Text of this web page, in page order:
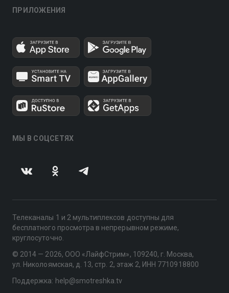
ПРИЛОЖЕНИЯ
МЫ В СОЦСЕТЯХ
Телеканалы 1 и 2 мультиплексов доступны для
бесплатного просмотра в непрерывном режиме,
круглосуточно.
© 2014 — 2026, ООО «ЛайфСтрим», 109240, г. Москва,
ул. Николоямская, д. 13, стр. 2, этаж 2, ИНН 7710918800
Поддержка: help@smotreshka.tv